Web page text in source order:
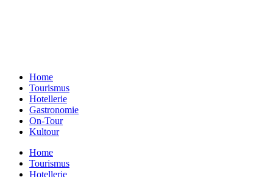
Home
Tourismus
Hotellerie
Gastronomie
On-Tour
Kultour
Home
Tourismus
Hotellerie